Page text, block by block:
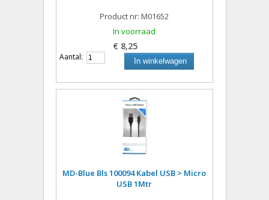
Product nr: M01652
In voorraad
€ 8,25
Aantal: In winkelwagen
MD-Blue Bls 100094 Kabel USB > Micro
USB 1Mtr